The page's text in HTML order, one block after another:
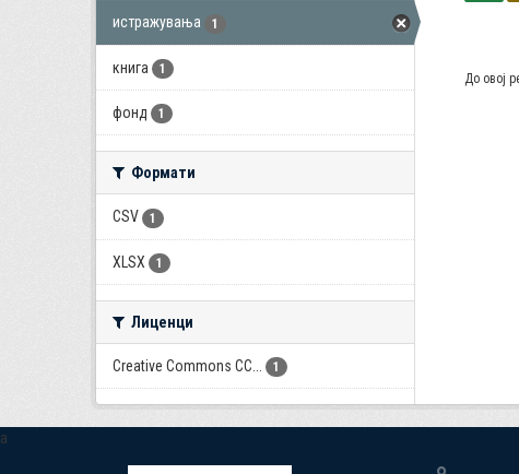
истражувања 1
книга 1
фонд 1
Формати
CSV 1
XLSX 1
Лиценци
Creative Commons CC... 1
До овој
a